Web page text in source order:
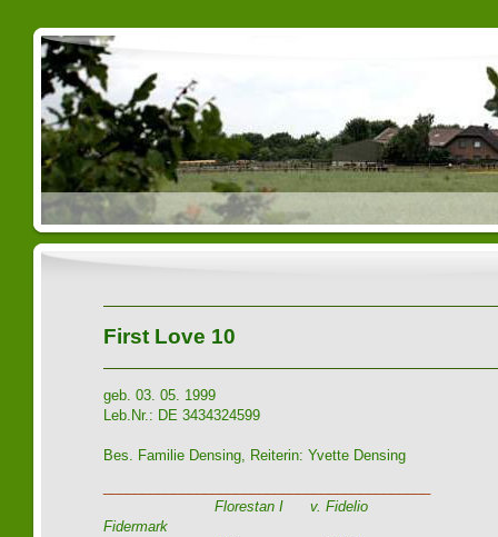
First Love 10
geb. 03. 05. 1999
Leb.Nr.: DE 3434324599
Bes. Familie Densing, Reiterin: Yvette Densing
Florestan I v. Fidelio
Fidermark